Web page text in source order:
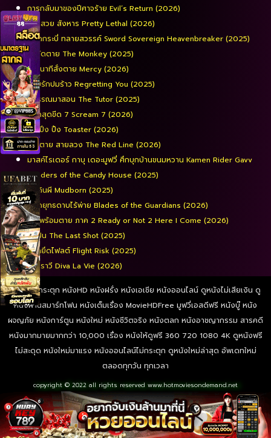
การกลับมาของปีศาจร้าย Evil’s Return (2026)
หน้าสวย สังหาร Pretty Lethal (2026)
ยอดกระบี่ ทลายสวรรค์ Sword Sovereign Heavenbreaker (2025)
จ๋อจัดตาย The Monkey (2025)
90 นาทีสั่งตาย Mercy (2026)
รอยรักปมร้าว Regretting You (2025)
พี่วรรณมาสอน The Tutor (2025)
หวีดสุดขีด 7 Scream 7 (2026)
ปิง ปิ่ง ปิ้ง Toaster (2026)
เส้นตาย สายลวง The Red Line (2026)
มาสค์ไรเดอร์ กาบุ เดอะมูฟวี่ ศึกบุกบ้านขนมหวาน Kamen Rider Gavv
Invaders of the Candy House (2025)
หุ่นดินผี Mudborn (2025)
ยอดยุทธดาบไร้พ่าย Blades of the Guardians (2026)
เกมพร้อมตาย ภาค 2 Ready or Not 2 Here I Come (2026)
มือปืน The Last Shot (2025)
นรกยึดไฟลต์ Flight Risk (2025)
ดีว่าราวี Diva La Vie​ (2026)
ดูหนังไม่กระตุก หนังHD หนังฝรั่ง หนังเอเชีย หนังออนไลน์ ดูหนังไม่เสียเงิน ดู
หนังผ่านสมาร์ทโฟน หนังเต็มเรื่อง MovieHDFree มูฟวี่เอสดีฟรี หนังบู๊ หนัง
ผจญภัย หนังการ์ตูน หนังใหม่ หนังชีวิตจริง หนังตลก หนังอาชญากรรม สารคดี
หนังมากมายมากกว่า 10,000 เรื่อง หนังให้ดูฟรี 360 720 1080 4K ดูหนังฟรี
ไม่สะดุด หนังใหม่มาแรง หนังออนไลน์ไม่กระตุก ดูหนังใหม่ล่าสุด อัพเดทใหม่
ตลอดทุกวัน ทุกเวลา
copyright © 2022 all rights reserved www.hotmoviesondemand.net